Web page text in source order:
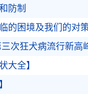
防制
的困境及我们的对
次狂犬病流行新高
大全】